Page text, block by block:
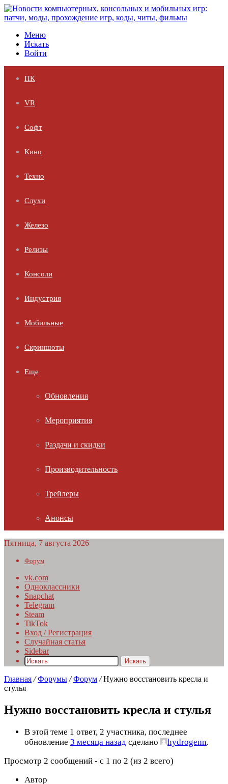
Меню
Искать
Войти
ПК
VR
Софт
Кино
Техно
Слухи
Железо
Релизы
Консоли
Индустрия
Мобильные
Скриншоты
Еще
Обновления
Мероприятия
Раздачи и скидки
Производительность
Трейлеры
Анонсы
Пятница, 7 августа 2026
Форум
vk.com
Одноклассники
Snapchat
Telegram
Steam
TikTok
Вход / Регистрация
Случайная статья
Sidebar
Искать
Главная / Форумы / Форум / Нужно восстановить кресла и
стулья
Нужно восстановить кресла и стулья
В этой теме 1 ответ, 2 участника, последнее
обновление 3 месяца назад сделано hydrogenn.
Просмотр 2 сообщений - с 1 по 2 (из 2 всего)
Автор